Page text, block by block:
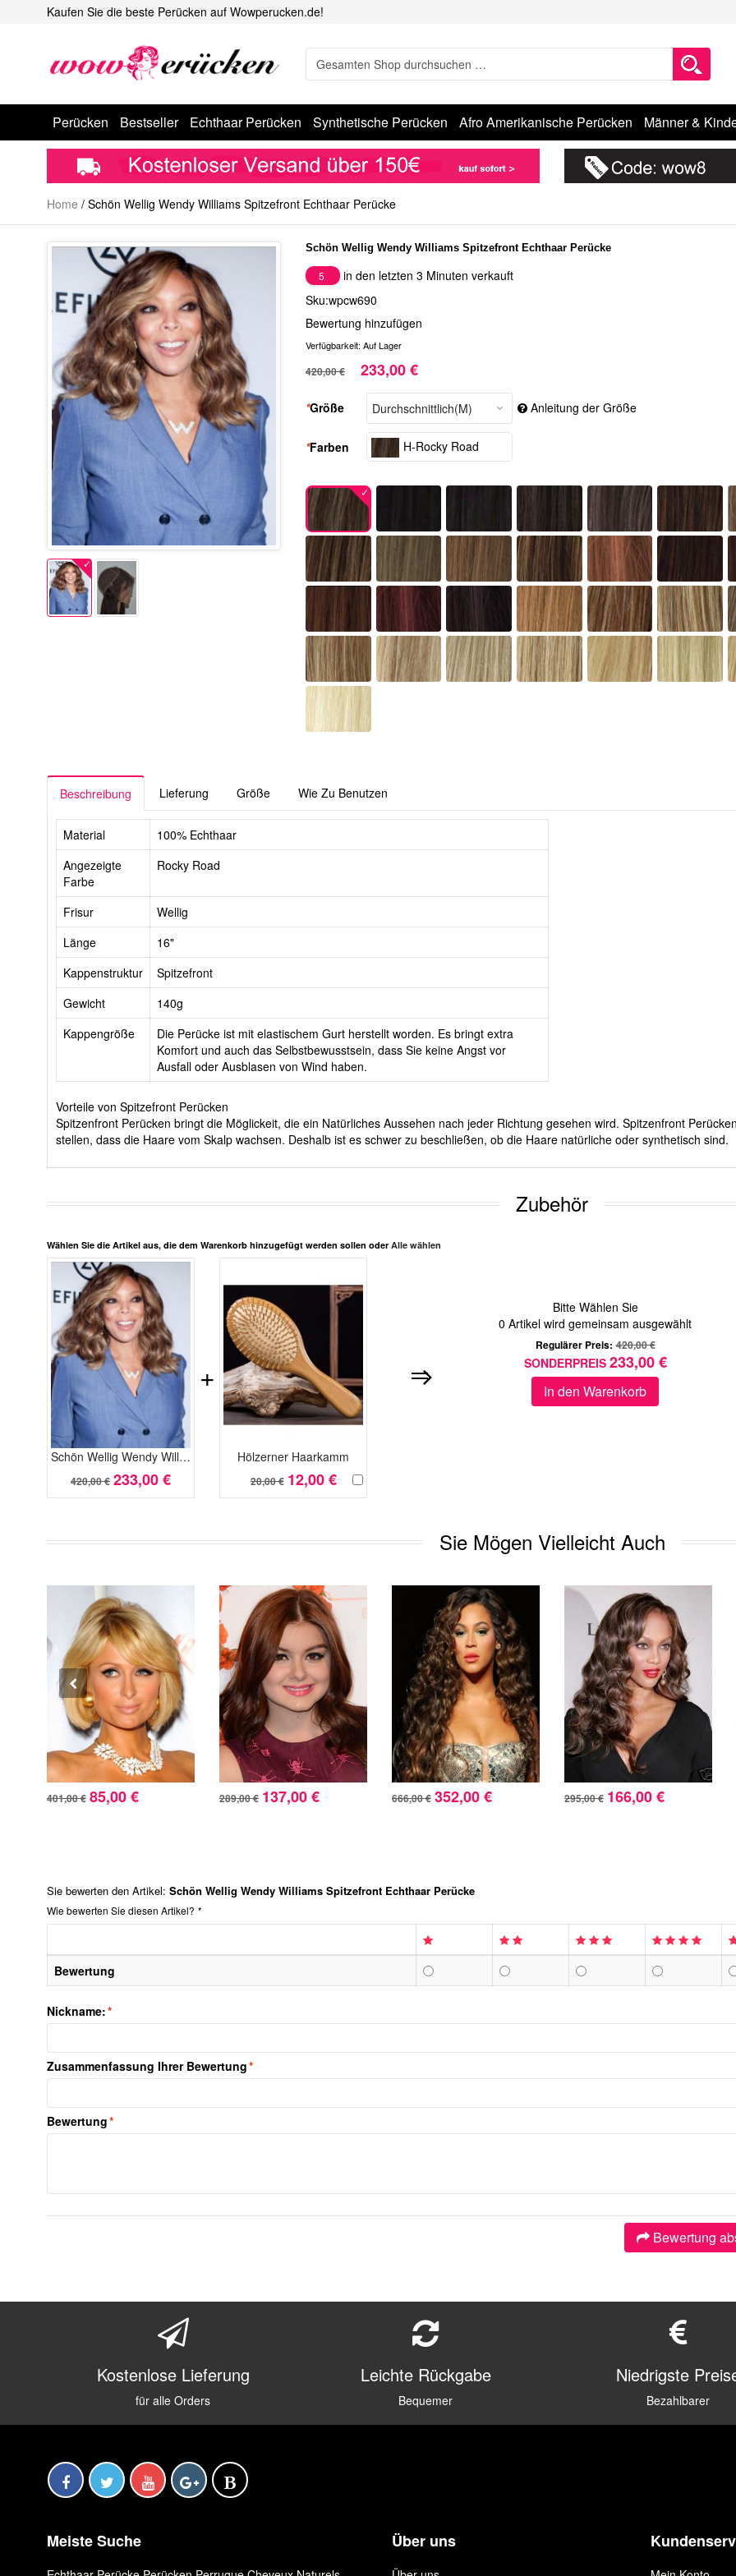
Kaufen Sie die beste Perücken auf Wowperucken.de!
Perücken Bestseller Echthaar Perücken Synthetische Perücken Afro Amerikanische Perücken Männer &
Home / Schön Wellig Wendy Williams Spitzefront Echthaar Perücke
Schön Wellig Wendy Williams Spitzefront Echthaar Perücke
5
in den letzten 3 Minuten verkauft
Sku:wpcw690
Bewertung hinzufügen
Verfügbarkeit: Auf Lager
420,00 € 233,00 €
*Größe Anleitung der Größe
*Farben H-Rocky Road
Beschreibung Lieferung Größe Wie Zu Benutzen
Material
100% Echthaar
Angezeigte
Farbe
Rocky Road
Frisur
Wellig
Länge
16"
Kappenstruktur
Spitzefront
Gewicht
140g
Kappengröße
Die Perücke ist mit elastischem Gurt herstellt worden. Es bringt extra
Komfort und auch das Selbstbewusstsein, dass Sie keine Angst vor
Ausfall oder Ausblasen von Wind haben.
Vorteile von Spitzefront Perücken
Spitzenfront Perücken bringt die Möglickeit, die ein Natürliches Aussehen nach jeder Richtung gesehen wird. Spitzenfront
stellen, dass die Haare vom Skalp wachsen. Deshalb ist es schwer zu beschließen, ob die Haare natürliche oder synthetisch sind.
Zubehör
Wählen Sie die Artikel aus, die dem Warenkorb hinzugefügt werden sollen oder Alle wählen
Schön Wellig Wendy Williams Spitzefront Echthaar Perücke
420,00 € 233,00 €
Hölzerner Haarkamm
20,00 € 12,00 €
+
Bitte Wählen Sie
0 Artikel wird gemeinsam ausgewählt
Regulärer Preis: 420,00 €
SONDERPREIS 233,00 €
In den Warenkorb
Sie Mögen Vielleicht Auch
401,00 € 85,00 € 289,00 € 137,00 € 666,00 € 352,00 € 295,00 € 166,00 €
Sie bewerten den Artikel: Schön Wellig Wendy Williams Spitzefront Echthaar Perücke
Wie bewerten Sie diesen Artikel? *
Bewertung
*
Nickname:
*
Zusammenfassung Ihrer Bewertung
*
Bewertung
Bewertung
Kostenlose Lieferung
für alle Orders
Leichte Rückgabe
Bequemer
Niedrigste
Bezahlbarer
Meiste Suche Über uns